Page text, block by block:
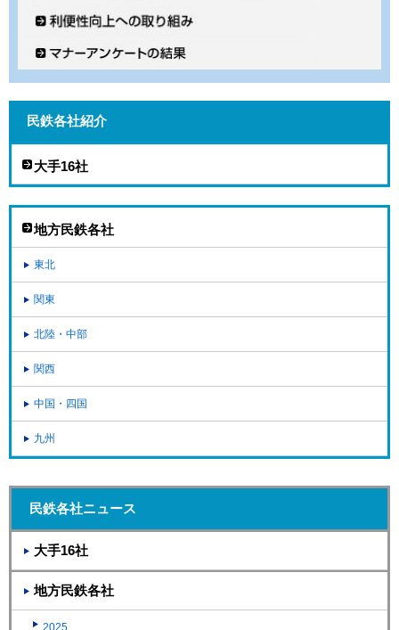
民鉄各社紹介
大手16社
地方民鉄各社
東北
関東
北陸・中部
関西
中国・四国
九州
民鉄各社ニュース
大手16社
地方民鉄各社